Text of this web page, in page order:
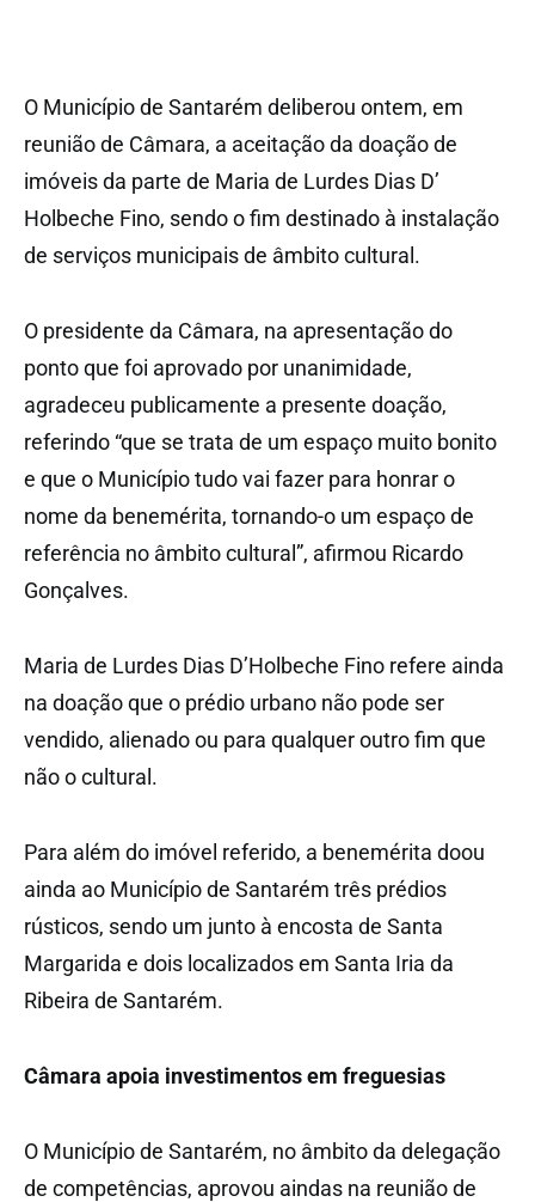
O Município de Santarém deliberou ontem, em
reunião de Câmara, a aceitação da doação de
imóveis da parte de Maria de Lurdes Dias D’
Holbeche Fino, sendo o fim destinado à instalação
de serviços municipais de âmbito cultural.
O presidente da Câmara, na apresentação do
ponto que foi aprovado por unanimidade,
agradeceu publicamente a presente doação,
referindo “que se trata de um espaço muito bonito
e que o Município tudo vai fazer para honrar o
nome da benemérita, tornando-o um espaço de
referência no âmbito cultural”, afirmou Ricardo
Gonçalves.
Maria de Lurdes Dias D’Holbeche Fino refere ainda
na doação que o prédio urbano não pode ser
vendido, alienado ou para qualquer outro fim que
não o cultural.
Para além do imóvel referido, a benemérita doou
ainda ao Município de Santarém três prédios
rústicos, sendo um junto à encosta de Santa
Margarida e dois localizados em Santa Iria da
Ribeira de Santarém.
Câmara apoia investimentos em freguesias
O Município de Santarém, no âmbito da delegação
de competências, aprovou aindas na reunião de